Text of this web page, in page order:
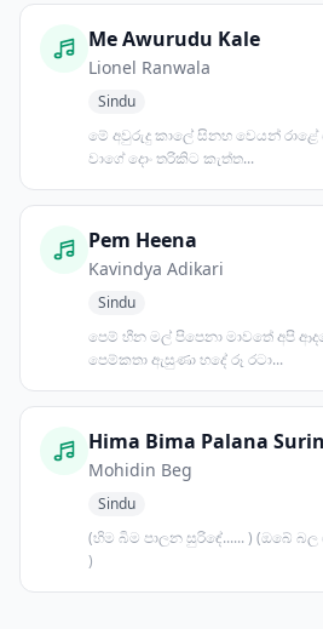
Me Awurudu Kale
Lionel Ranwala
Sindu
මේ අවුරුදු කාලේ සිනහ වෙයන්
වාගේ දොං තරිකිට කැත්ත...
Pem Heena
Kavindya Adikari
Sindu
පෙම් හීන මල් පිපෙනා මාවතේ අපි
පෙම්කතා ඇසුණා හදේ රූ රටා...
Hima Bima Palana
Mohidin Beg
Sindu
(හිම බිම පාලන සුරිඳේ...... ) (ඔබේ
)